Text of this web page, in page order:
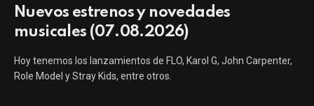
Nuevos estrenos y novedades
musicales (07.08.2026)
Hoy tenemos los lanzamientos de FLO, Karol G, John Carpenter,
Role Model y Stray Kids, entre otros.